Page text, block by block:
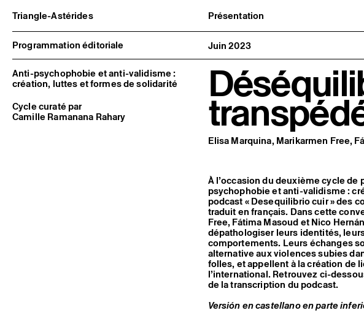
Triangle-Astérides Présentation
Centre d’art contemporain
d’intérêt national
et résidence internationale d'artistes
À propos
Équipe et gouvernance
Partenaires et réseaux
Formation professionnelle
Adhérer / nous soutenir
Rapports d'activité
Informations pratiques
Programmation éditoriale
Anti-psychophobie et anti-validisme :
création, luttes et formes de solidarité
Cycle curaté par
Camille Ramanana Rahary
Juin 2023
Elisa Marquina, Marikarmen Free,
À l’occasion du deuxième cycle
psychophobie et anti-validisme :
podcast « Desequilibrio cuir » des
traduit en français. Dans cette
Free, Fátima Masoud et Nico
dépathologiser leurs identités,
comportements. Leurs échanges
alternative aux violences subies
folles, et appellent à la création de
l’international. Retrouvez ci-
de la transcription du podcast.
Versión en castellano en parte